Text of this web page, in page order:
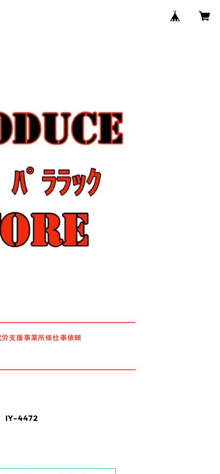
労支援事業所様仕事依頼
IY-4472